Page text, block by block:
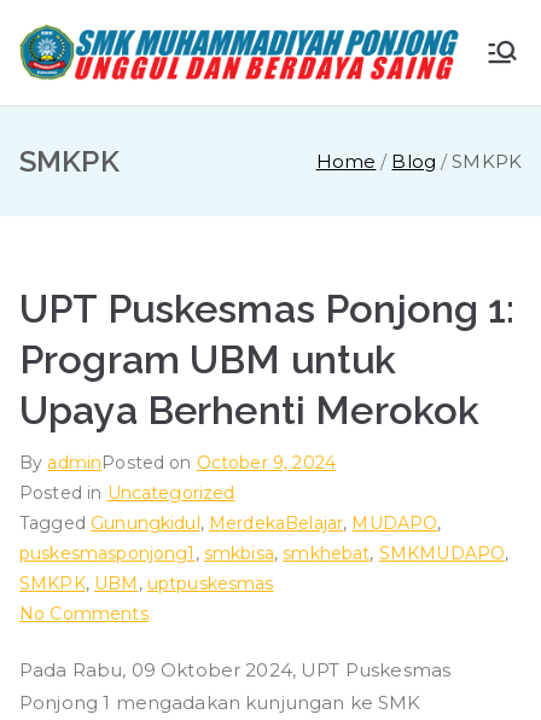
content
S
M
u
ha
Ungg
ul
Berda
SMKPK Home Blog SMKPK
UPT Puskesmas Ponjong 1:
Program UBM untuk
Upaya Berhenti Merokok
By adminPosted on October 9, 2024
Posted in Uncategorized
Tagged Gunungkidul, MerdekaBelajar, MUDAPO,
puskesmasponjong1 , smkbisa,smkhebat, SMKMUDAPO,
SMKPK, UBM , uptpuskesmas
No Commentson
Puskesmas
Ponjong
Pada Rabu, 09 Oktober 2024, UPT Puskesmas
Ponjong 1 mengadakan kunjungan ke SMK